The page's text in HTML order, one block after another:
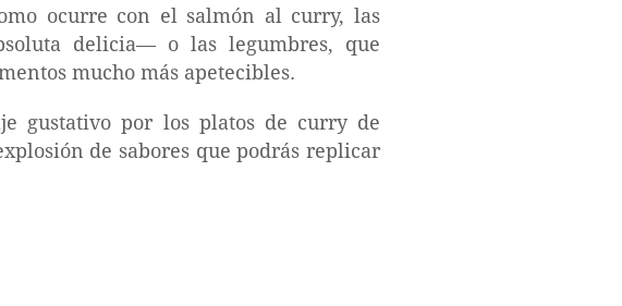
ocurre con el salmón al curry, las
delicia— o las legumbres, que
mucho más apetecibles.
gustativo por los platos de curry de
de sabores que podrás replicar